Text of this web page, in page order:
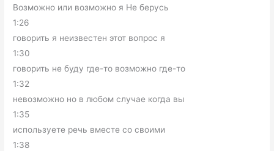
Возможно или возможно я Не берусь
1:26
говорить я неизвестен этот вопрос я
1:30
говорить не буду где-то возможно где-то
1:32
невозможно но в любом случае когда вы
1:35
используете речь вместе со своими
1:38